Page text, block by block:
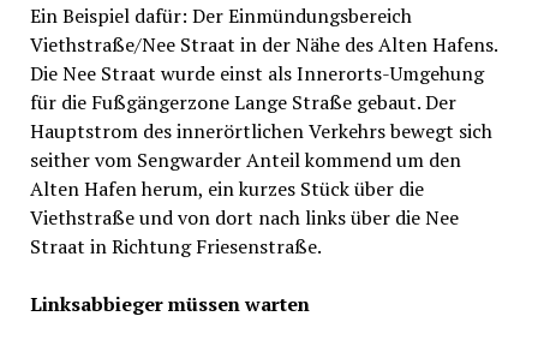
Ein Beispiel dafür: Der Einmündungsbereich
Viethstraße/Nee Straat in der Nähe des Alten Hafens.
Die Nee Straat wurde einst als Innerorts-Umgehung
für die Fußgängerzone Lange Straße gebaut. Der
Hauptstrom des innerörtlichen Verkehrs bewegt sich
seither vom Sengwarder Anteil kommend um den
Alten Hafen herum, ein kurzes Stück über die
Viethstraße und von dort nach links über die Nee
Straat in Richtung Friesenstraße.
Linksabbieger müssen warten